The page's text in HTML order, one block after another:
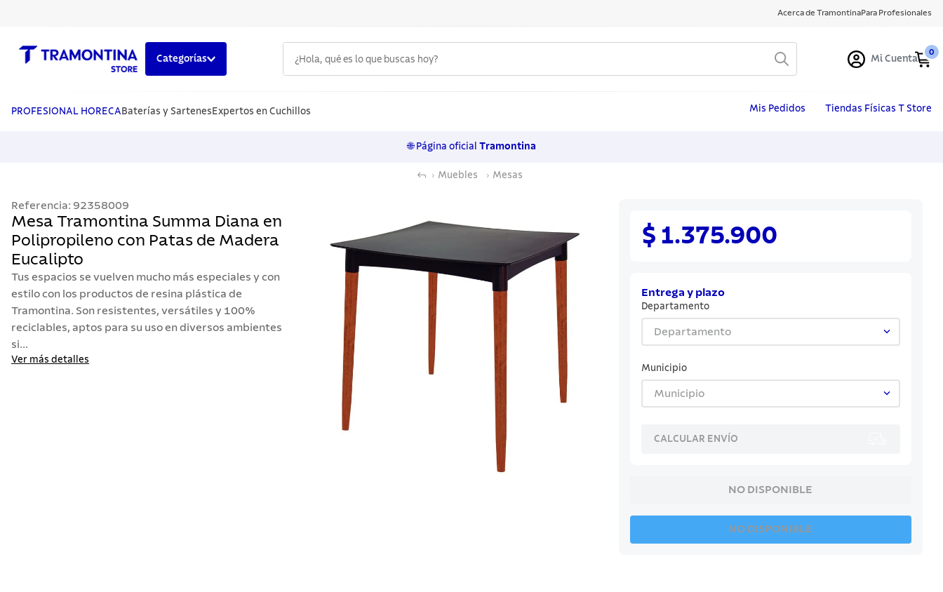
Acerca de TramontinaPara Profesionales
Categorías Mi Cuenta
0
PROFESIONAL HORECA Baterías y Sartenes Expertos en Cuchillos Mis Pedidos Tiendas Físicas T Store
🌐 Página oficial Tramontina
Muebles Mesas
Referencia: 92358009
Mesa Tramontina Summa Diana en
Polipropileno con Patas de Madera
Eucalipto
Tus espacios se vuelven mucho más especiales y con
estilo con los productos de resina plástica de
Tramontina. Son resistentes, versátiles y 100%
reciclables, aptos para su uso en diversos ambientes
si...
Ver más detalles
$ 1.375.900
Entrega y plazo
Departamento
Departamento
Municipio
Municipio
CALCULAR ENVÍO
NO DISPONIBLE
NO DISPONIBLE
1.
cuchillos
5 . ollas